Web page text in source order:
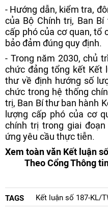
- Hướng dẫn, kiểm tra,
của Bộ Chính trị, Ban
cấp phó của cơ quan, tổ
bảo đảm đúng quy định.
- Trong năm 2030, chủ
chức đảng tổng kết Kết
thư về định hướng số
chức trong hệ thống
trị, Ban Bí thư ban hành
lượng cấp phó của cơ
chính trị trong giai
ứng yêu cầu thực tiễn.
Xem toàn văn Kết luận
Theo Cổng Thông
TAGS Kết luận số 187-KL/